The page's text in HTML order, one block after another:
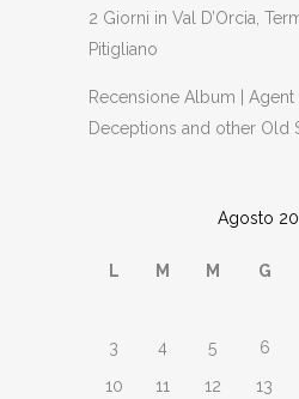
2 Giorni in Val D’Orcia,
Pitigliano
Recensione Album | Agent
Deceptions and other Old
Agosto
L M M G
3
4 5 6
10
11 12 13